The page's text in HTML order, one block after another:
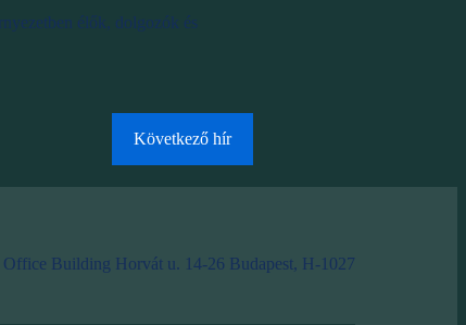
élők, dolgozók és
Következő hír
Office Building Horvát u. 14-26 Budapest, H-1027